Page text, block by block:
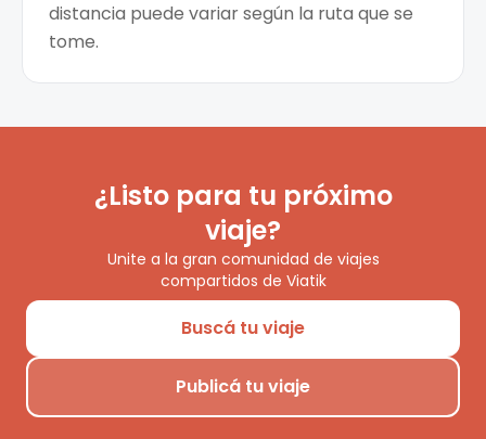
distancia puede variar según la ruta que se
tome.
¿Listo para tu próximo
viaje?
Unite a la gran comunidad de viajes
compartidos de Viatik
Buscá tu viaje
Publicá tu viaje